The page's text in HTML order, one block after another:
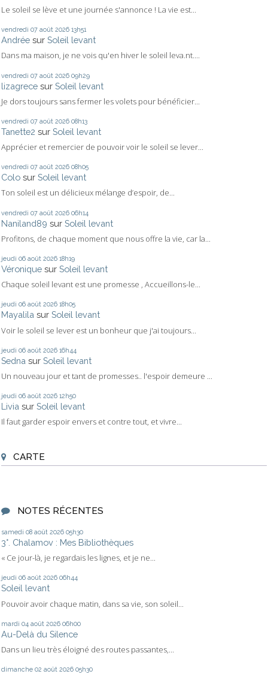
Le soleil se lève et une journée s'annonce ! La vie est...
vendredi 07 août 2026 13h51
Andrée sur Soleil levant
Dans ma maison, je ne vois qu'en hiver le soleil leva.nt....
vendredi 07 août 2026 09h29
lizagrece sur Soleil levant
Je dors toujours sans fermer les volets pour bénéficier...
vendredi 07 août 2026 08h13
Tanette2 sur Soleil levant
Apprécier et remercier de pouvoir voir le soleil se lever...
vendredi 07 août 2026 08h05
Colo sur Soleil levant
Ton soleil est un délicieux mélange d’espoir, de...
vendredi 07 août 2026 06h14
Naniland89 sur Soleil levant
Profitons, de chaque moment que nous offre la vie, car la...
jeudi 06 août 2026 18h19
Véronique sur Soleil levant
Chaque soleil levant est une promesse , Accueillons-le...
jeudi 06 août 2026 18h05
Mayalila sur Soleil levant
Voir le soleil se lever est un bonheur que j'ai toujours...
jeudi 06 août 2026 16h44
Sedna sur Soleil levant
Un nouveau jour et tant de promesses.. l'espoir demeure ...
jeudi 06 août 2026 12h50
Livia sur Soleil levant
Il faut garder espoir envers et contre tout, et vivre...
CARTE
NOTES RÉCENTES
samedi 08 août 2026 05h30
3°. Chalamov : Mes Bibliothèques
« Ce jour-là, je regardais les lignes, et je ne...
jeudi 06 août 2026 06h44
Soleil levant
Pouvoir avoir chaque matin, dans sa vie, son soleil...
mardi 04 août 2026 06h00
Au-Delà du Silence
Dans un lieu très éloigné des routes passantes,...
dimanche 02 août 2026 05h30